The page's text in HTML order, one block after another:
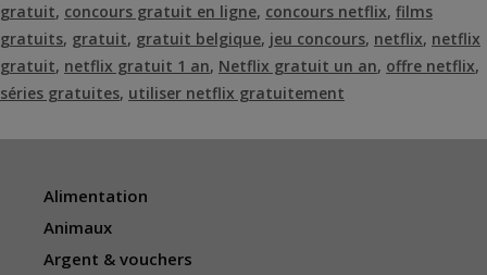
gratuit, concours gratuit en ligne, concours netflix, films
gratuits, gratuit, gratuit belgique, jeu concours, netflix, netflix
gratuit, netflix gratuit 1 an, Netflix gratuit un an, offre netflix,
séries gratuites, utiliser netflix gratuitement
Alimentation
Animaux
Argent & vouchers